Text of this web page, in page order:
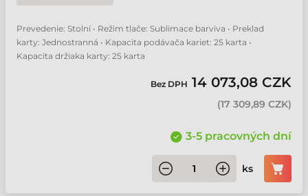
Prevedenie: Stolní • Režim tlače: Sublimace barviva • Preklad
karty: Jednostranná • Kapacita podávača kariet: 25 karta •
Kapacita držiaka karty: 25 karta
Bez DPH 14 073,08 CZK
(17 309,89 CZK)
3-5 pracovných dní
ks